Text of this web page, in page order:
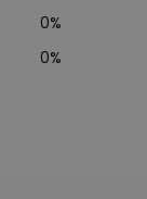
0%
0%